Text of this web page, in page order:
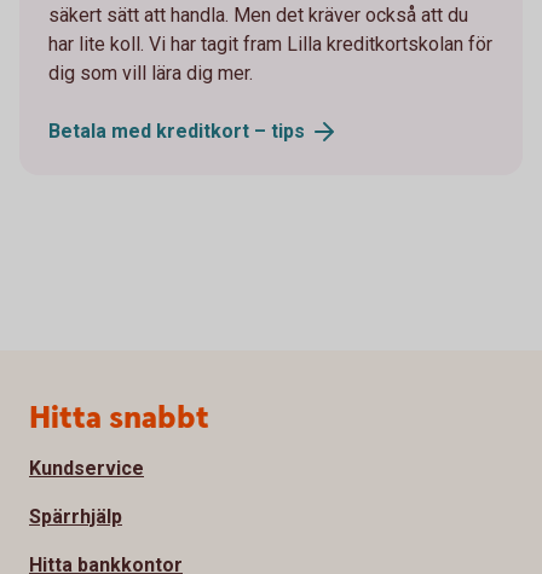
säkert sätt att handla. Men det kräver också att du
har lite koll. Vi har tagit fram Lilla kreditkortskolan för
dig som vill lära dig mer.
Betala med kreditkort – tips
Sidfot
Hitta snabbt
Kundservice
Spärrhjälp
Hitta bankkontor